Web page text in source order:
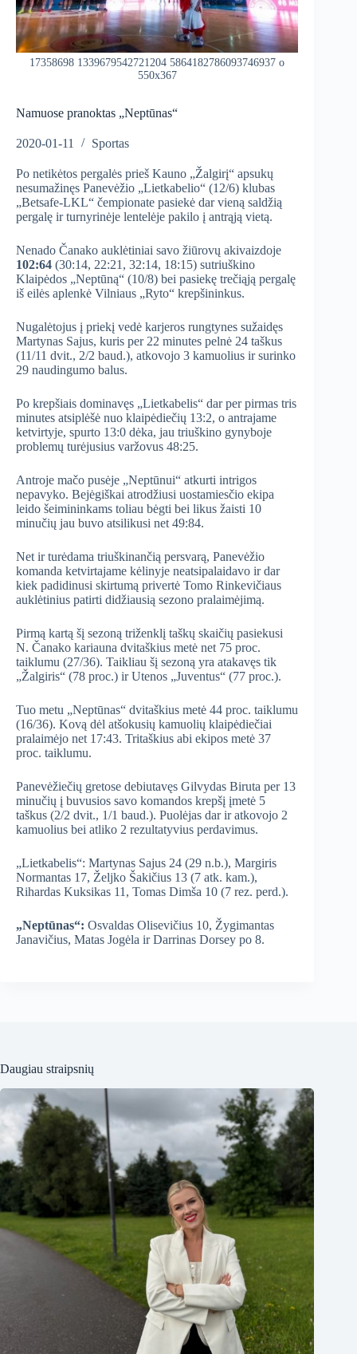
17358698 1339679542721204 5864182786093746937 o
550x367
Namuose pranoktas „Neptūnas“
2020-01-11 Sportas
Po netikėtos pergalės prieš Kauno „Žalgirį“ apsukų
nesumažinęs Panevėžio „Lietkabelio“ (12/6) klubas
„Betsafe-LKL“ čempionate pasiekė dar vieną saldžią
pergalę ir turnyrinėje lentelėje pakilo į antrąją vietą.
Nenado Čanako auklėtiniai savo žiūrovų akivaizdoje
102:64 (30:14, 22:21, 32:14, 18:15) sutriuškino
Klaipėdos „Neptūną“ (10/8) bei pasiekę trečiąją pergalę
iš eilės aplenkė Vilniaus „Ryto“ krepšininkus.
Nugalėtojus į priekį vedė karjeros rungtynes sužaidęs
Martynas Sajus, kuris per 22 minutes pelnė 24 taškus
(11/11 dvit., 2/2 baud.), atkovojo 3 kamuolius ir surinko
29 naudingumo balus.
Po krepšiais dominavęs „Lietkabelis“ dar per pirmas tris
minutes atsiplėšė nuo klaipėdiečių 13:2, o antrajame
ketvirtyje, spurto 13:0 dėka, jau triuškino gynyboje
problemų turėjusius varžovus 48:25.
Antroje mačo pusėje „Neptūnui“ atkurti intrigos
nepavyko. Bejėgiškai atrodžiusi uostamiesčio ekipa
leido šeimininkams toliau bėgti bei likus žaisti 10
minučių jau buvo atsilikusi net 49:84.
Net ir turėdama triuškinančią persvarą, Panevėžio
komanda ketvirtajame kėlinyje neatsipalaidavo ir dar
kiek padidinusi skirtumą privertė Tomo Rinkevičiaus
auklėtinius patirti didžiausią sezono pralaimėjimą.
Pirmą kartą šį sezoną triženklį taškų skaičių pasiekusi
N. Čanako kariauna dvitaškius metė net 75 proc.
taiklumu (27/36). Taikliau šį sezoną yra atakavęs tik
„Žalgiris“ (78 proc.) ir Utenos „Juventus“ (77 proc.).
Tuo metu „Neptūnas“ dvitaškius metė 44 proc. taiklumu
(16/36). Kovą dėl atšokusių kamuolių klaipėdiečiai
pralaimėjo net 17:43. Tritaškius abi ekipos metė 37
proc. taiklumu.
Panevėžiečių gretose debiutavęs Gilvydas Biruta per 13
minučių į buvusios savo komandos krepšį įmetė 5
taškus (2/2 dvit., 1/1 baud.). Puolėjas dar ir atkovojo 2
kamuolius bei atliko 2 rezultatyvius perdavimus.
„Lietkabelis“: Martynas Sajus 24 (29 n.b.), Margiris
Normantas 17, Željko Šakičius 13 (7 atk. kam.),
Rihardas Kuksikas 11, Tomas Dimša 10 (7 rez. perd.).
„Neptūnas“: Osvaldas Olisevičius 10, Žygimantas
Janavičius, Matas Jogėla ir Darrinas Dorsey po 8.
Daugiau straipsnių